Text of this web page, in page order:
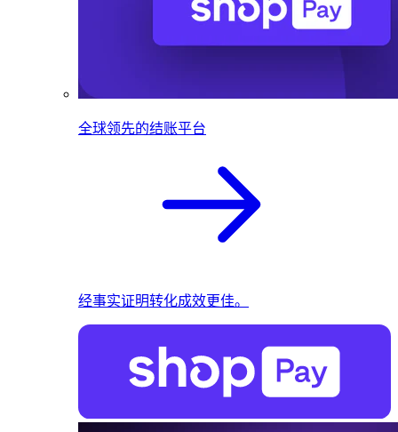
全球领先的结账平台
经事实证明转化成效更佳。